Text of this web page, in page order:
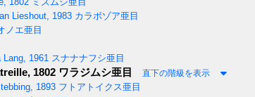
Lieshout, 1983 カラボゾア亜目
ノエ亜目
Lang, 1961 スナナナフシ亜目
1802 ワラジムシ亜目 直下の階級を表示
1893 フトアトイクス亜目